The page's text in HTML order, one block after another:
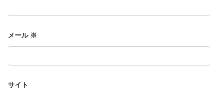
ョ
ン
メール ※
サイト